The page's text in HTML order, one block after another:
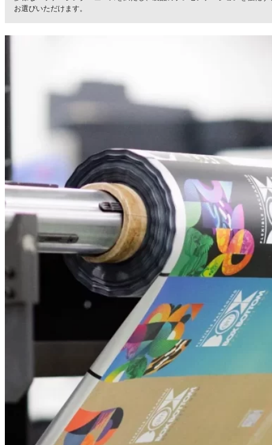
お選びいただけます。